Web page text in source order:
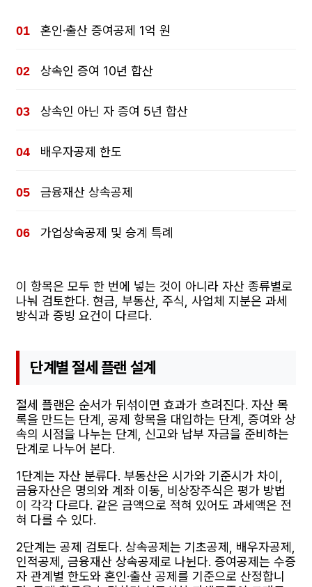
혼인·출산 증여공제 1억 원
상속인 증여 10년 합산
상속인 아닌 자 증여 5년 합산
배우자공제 한도
금융재산 상속공제
가업상속공제 및 승계 특례
이 항목은 모두 한 번에 넣는 것이 아니라 자산 종류별로
나눠 검토한다. 현금, 부동산, 주식, 사업체 지분은 과세
방식과 증빙 요건이 다르다.
단계별 절세 플랜 설계
절세 플랜은 순서가 뒤섞이면 효과가 흐려진다. 자산 목
록을 만드는 단계, 공제 항목을 대입하는 단계, 증여와 상
속의 시점을 나누는 단계, 신고와 납부 자금을 준비하는
단계로 나누어 본다.
1단계는 자산 분류다. 부동산은 시가와 기준시가 차이,
금융자산은 명의와 계좌 이동, 비상장주식은 평가 방법
이 각각 다르다. 같은 금액으로 적혀 있어도 과세액은 전
혀 다를 수 있다.
2단계는 공제 검토다. 상속공제는 기초공제, 배우자공제,
인적공제, 금융재산 상속공제로 나뉜다. 증여공제는 수증
자 관계별 한도와 혼인·출산 공제를 기준으로 산정합니